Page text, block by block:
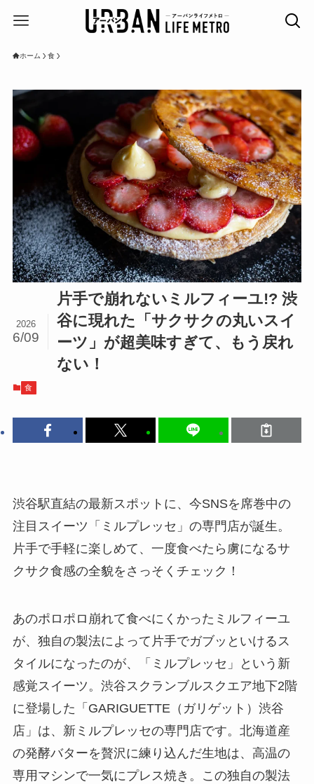
ホーム 食
片手で崩れないミルフィーユ!? 渋
谷に現れた「サクサクの丸いスイ
ーツ」が超美味すぎて、もう戻れ
ない！
2026
6/09
食
渋谷駅直結の最新スポットに、今SNSを席巻中の
注目スイーツ「ミルプレッセ」の専門店が誕生。
片手で手軽に楽しめて、一度食べたら虜になるサ
クサク食感の全貌をさっそくチェック！
あのポロポロ崩れて食べにくかったミルフィーユ
が、独自の製法によって片手でガブッといけるス
タイルになったのが、「ミルプレッセ」という新
感覚スイーツ。渋谷スクランブルスクエア地下2階
に登場した「GARIGUETTE（ガリゲット）渋谷
店」は、新ミルプレッセの専門店です。北海道産
の発酵バターを贅沢に練り込んだ生地は、高温の
専用マシンで一気にプレス焼き。この独自の製法